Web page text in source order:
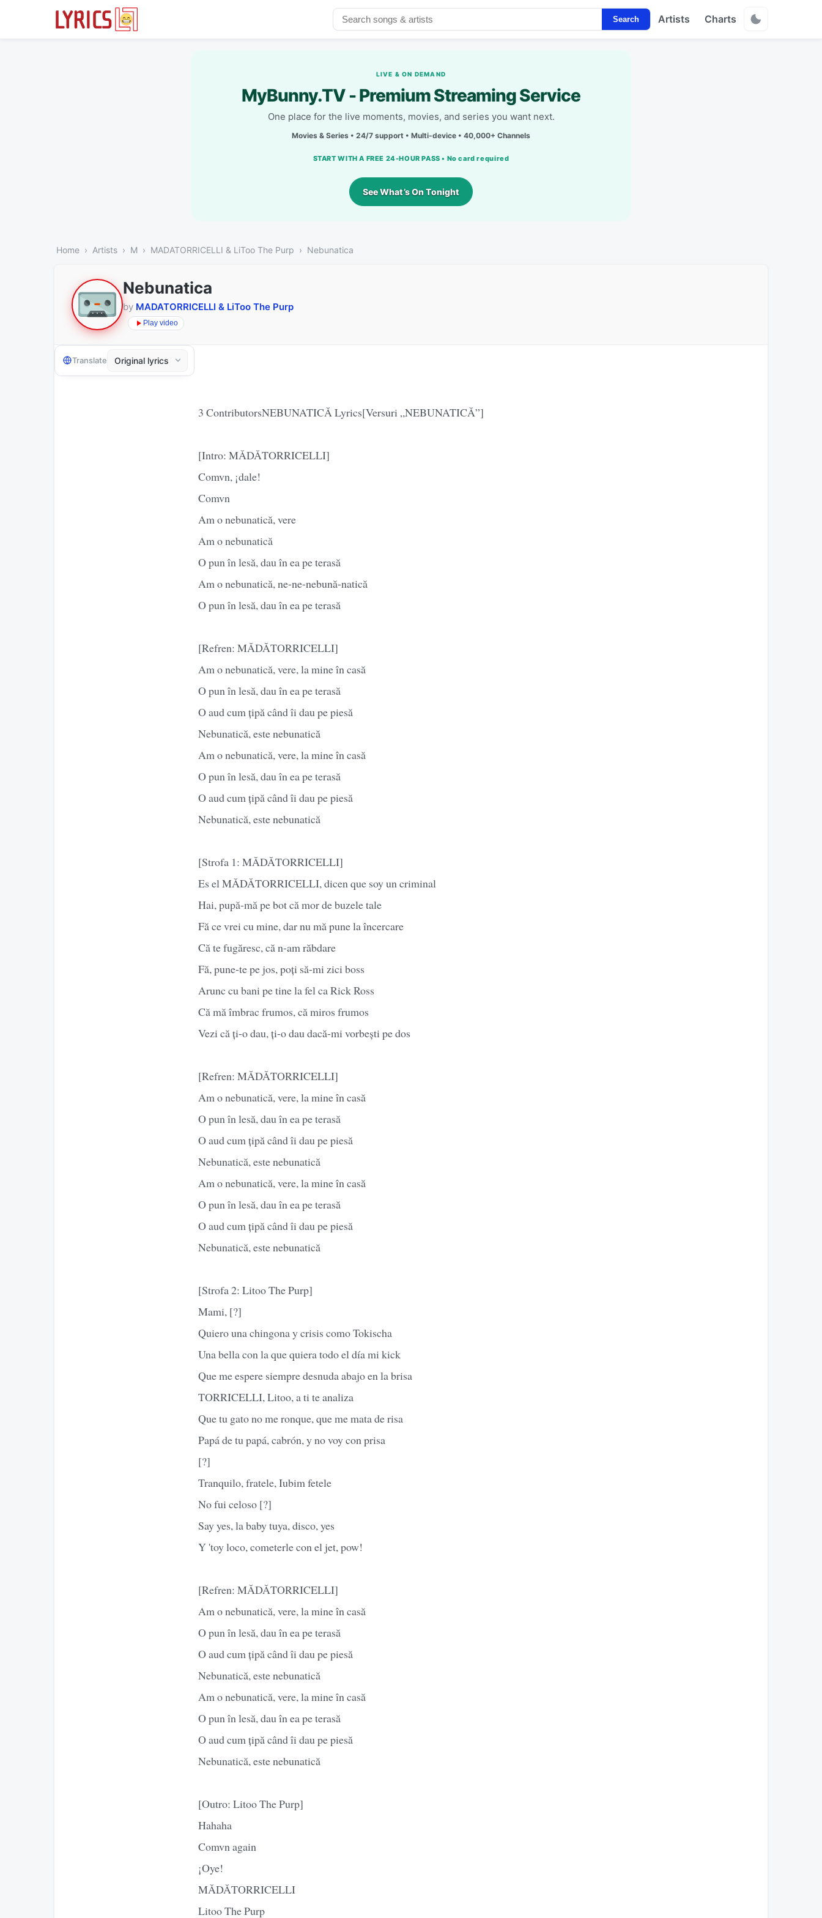
Search Artists Charts
LIVE & ON DEMAND
MyBunny.TV - Premium Streaming Service
One place for the live moments, movies, and series you want next.
Movies & Series • 24/7 support • Multi-device • 40,000+ Channels
START WITH A FREE 24-HOUR PASS • No card required
See What’s On Tonight
Home Artists M MADATORRICELLI & LiToo The Purp Nebunatica
Nebunatica
by MADATORRICELLI & LiToo The Purp
Play video
Translate
3 ContributorsNEBUNATICĂ Lyrics[Versuri „NEBUNATICĂ”]
[Intro: MĂDĂTORRICELLI]
Comvn, ¡dale!
Comvn
Am o nebunatică, vere
Am o nebunatică
O pun în lesă, dau în ea pe terasă
Am o nebunatică, ne-ne-nebună-natică
O pun în lesă, dau în ea pe terasă
[Refren: MĂDĂTORRICELLI]
Am o nebunatică, vere, la mine în casă
O pun în lesă, dau în ea pe terasă
O aud cum țipă când îi dau pe piesă
Nebunatică, este nebunatică
Am o nebunatică, vere, la mine în casă
O pun în lesă, dau în ea pe terasă
O aud cum țipă când îi dau pe piesă
Nebunatică, este nebunatică
[Strofa 1: MĂDĂTORRICELLI]
Es el MĂDĂTORRICELLI, dicen que soy un criminal
Hai, pupă-mă pe bot că mor de buzele tale
Fă ce vrei cu mine, dar nu mă pune la încercare
Că te fugăresc, că n-am răbdare
Fă, pune-te pe jos, poți să-mi zici boss
Arunc cu bani pe tine la fel ca Rick Ross
Că mă îmbrac frumos, că miros frumos
Vezi că ți-o dau, ți-o dau dacă-mi vorbești pe dos
[Refren: MĂDĂTORRICELLI]
Am o nebunatică, vere, la mine în casă
O pun în lesă, dau în ea pe terasă
O aud cum țipă când îi dau pe piesă
Nebunatică, este nebunatică
Am o nebunatică, vere, la mine în casă
O pun în lesă, dau în ea pe terasă
O aud cum țipă când îi dau pe piesă
Nebunatică, este nebunatică
[Strofa 2: Litoo The Purp]
Mami, [?]
Quiero una chingona y crisis como Tokischa
Una bella con la que quiera todo el día mi kick
Que me espere siempre desnuda abajo en la brisa
TORRICELLI, Litoo, a ti te analiza
Que tu gato no me ronque, que me mata de risa
Papá de tu papá, cabrón, y no voy con prisa
[?]
Tranquilo, fratele, Iubim fetele
No fui celoso [?]
Say yes, la baby tuya, disco, yes
Y 'toy loco, cometerle con el jet, pow!
[Refren: MĂDĂTORRICELLI]
Am o nebunatică, vere, la mine în casă
O pun în lesă, dau în ea pe terasă
O aud cum țipă când îi dau pe piesă
Nebunatică, este nebunatică
Am o nebunatică, vere, la mine în casă
O pun în lesă, dau în ea pe terasă
O aud cum țipă când îi dau pe piesă
Nebunatică, este nebunatică
[Outro: Litoo The Purp]
Hahaha
Comvn again
¡Oye!
MĂDĂTORRICELLI
Litoo The Purp